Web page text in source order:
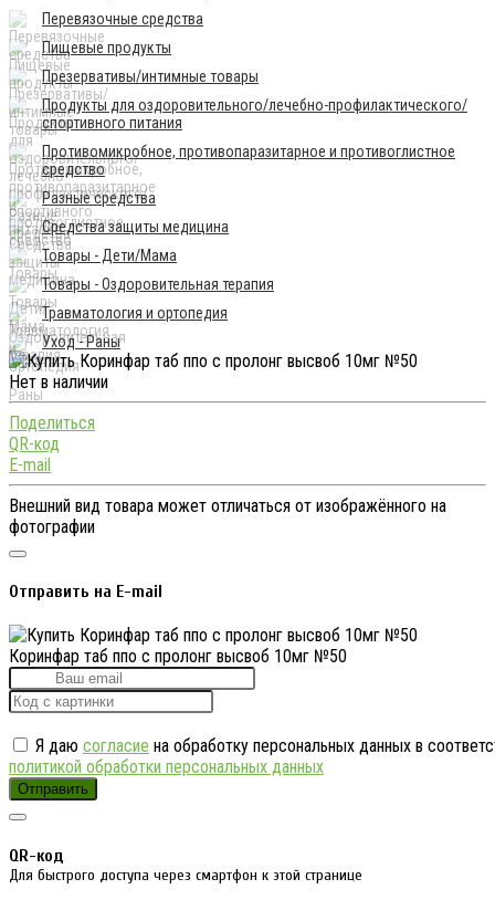
Перевязочные средства
Пищевые продукты
Презервативы/интимные товары
Продукты для оздоровительного/лечебно-профилактического/
спортивного питания
Противомикробное, противопаразитарное и противоглистное
средство
Разные средства
Средства защиты медицина
Товары - Дети/Мама
Товары - Оздоровительная терапия
Травматология и ортопедия
Уход - Раны
Нет в наличии
Поделиться
QR-код
E-mail
Внешний вид товара может отличаться от изображённого на
фотографии
Отправить на E-mail
Коринфар таб ппо с пролонг высвоб 10мг №50
Я даю согласие на обработку персональных данных в
политикой обработки персональных данных
Отправить
QR-код
Для быстрого доступа через смартфон к этой странице